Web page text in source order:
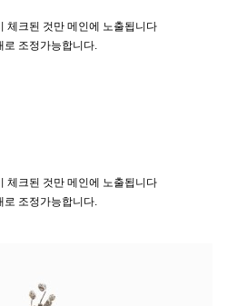
체크된 것만 메인에 노출됩니다
로 조정가능합니다.
체크된 것만 메인에 노출됩니다
로 조정가능합니다.